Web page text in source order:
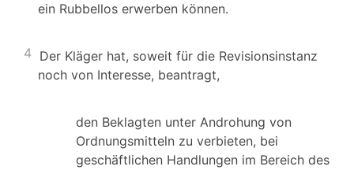
ein Rubbellos erwerben können.
4 Der Kläger hat, soweit für die Revisionsinstanz
noch von Interesse, beantragt,
den Beklagten unter Androhung von
Ordnungsmitteln zu verbieten, bei
geschäftlichen Handlungen im Bereich des